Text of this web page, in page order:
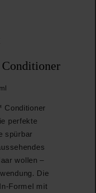
Conditioner
perfekte
spürbar
wollen –
Die
Formel mit